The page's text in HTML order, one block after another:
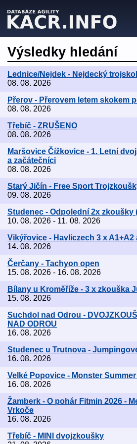
Výsledky hledání
Lednice/Nejdek - Nejdecký
08. 08. 2026
Přerov - Přerovem letem skokem
08. 08. 2026
Třebíč - ZRUŠENO
08. 08. 2026
Maršovice Čížkovice - 1. Letní
a začátečníci
08. 08. 2026
Starý Jičín - Free Sport
09. 08. 2026
Studenec - Odpolední 2x zkoušky
10. 08. 2026 - 11. 08. 2026
Vikýřovice - Havliczech 3 x A1+A2
14. 08. 2026
Čerčany - Tachyon open
15. 08. 2026 - 16. 08. 2026
Bílany u Kroměříže - 3 x zkouška
15. 08. 2026
Suchdol nad Odrou -
NAD ODROU
16. 08. 2026
Studenec u Trutnova -
16. 08. 2026
Velké Popovice - Monster
16. 08. 2026
Žamberk - O pohár Fitmin 2026 -
Vrkoče
16. 08. 2026
Třebíč - MINI dvojzkoušky